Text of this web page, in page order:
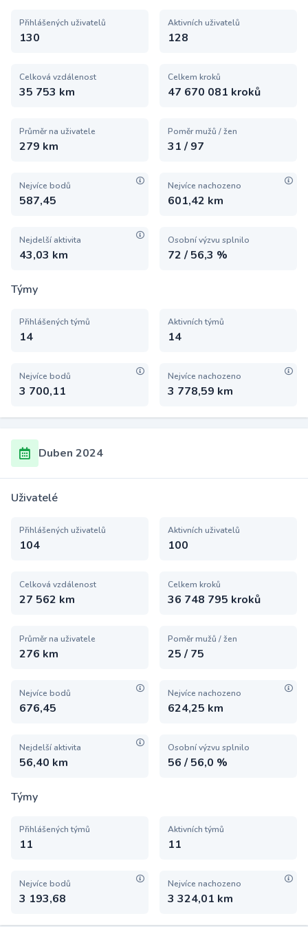
Přihlášených uživatelů
130
Aktivních uživatelů
128
Celková vzdálenost
35 753 km
Celkem kroků
47 670 081 kroků
Průměr na uživatele
279 km
Poměr mužů / žen
31 / 97
Nejvíce bodů
587,45
Nejvíce nachozeno
601,42 km
Nejdelší aktivita
43,03 km
Osobní výzvu splnilo
72 / 56,3 %
Týmy
Přihlášených týmů
14
Aktivních týmů
14
Nejvíce bodů
3 700,11
Nejvíce nachozeno
3 778,59 km
Duben 2024
Uživatelé
Přihlášených uživatelů
104
Aktivních uživatelů
100
Celková vzdálenost
27 562 km
Celkem kroků
36 748 795 kroků
Průměr na uživatele
276 km
Poměr mužů / žen
25 / 75
Nejvíce bodů
676,45
Nejvíce nachozeno
624,25 km
Nejdelší aktivita
56,40 km
Osobní výzvu splnilo
56 / 56,0 %
Týmy
Přihlášených týmů
11
Aktivních týmů
11
Nejvíce bodů
3 193,68
Nejvíce nachozeno
3 324,01 km